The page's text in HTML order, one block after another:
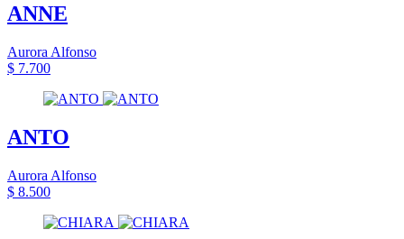
ANNE
Aurora Alfonso
$ 7.700
ANTO
Aurora Alfonso
$ 8.500